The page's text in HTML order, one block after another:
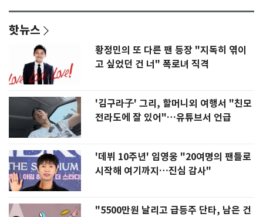
핫뉴스
황정민의 또 다른 팬 등장 "지독히 엮이
고 싶었던 건 너" 폭로녀 직격
'김구라子' 그리, 할머니외 여행서 "친모
전라도에 잘 있어"…유튜브서 언급
'데뷔 10주년' 임영웅 "20여명의 팬들로
시작해 여기까지…진심 감사"
"5500만원 날리고 급등주 단타, 남은 건